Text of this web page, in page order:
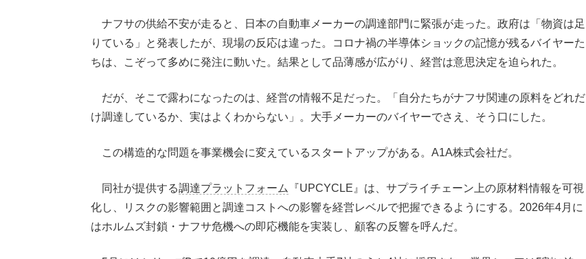
ナフサの供給不安が走ると、日本の自動車メーカーの調達部門に緊張が走った。政府は「物資は足
りている」と発表したが、現場の反応は違った。コロナ禍の半導体ショックの記憶が残るバイヤーた
ちは、こぞって多めに発注に動いた。結果として品薄感が広がり、経営は意思決定を迫られた。
だが、そこで露わになったのは、経営の情報不足だった。「自分たちがナフサ関連の原料をどれだ
け調達しているか、実はよくわからない」。大手メーカーのバイヤーでさえ、そう口にした。
この構造的な問題を事業機会に変えているスタートアップがある。A1A株式会社だ。
同社が提供する調達プラットフォーム
『UPCYCLE』は、サプライチェーン上の原材料情報を可視
化し、リスクの影響範囲と調達コストへの影響を経営レベルで把握できるようにする。2026年4月に
はホルムズ封鎖・ナフサ危機への即応機能を実装し、顧客の反響を呼んだ。